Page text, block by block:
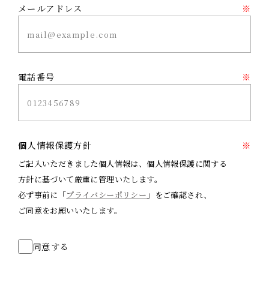
メールアドレス ※
電話番号 ※
個人情報保護方針 ※
ご記入いただきました個人情報は、個人情報保護に関する
方針に基づいて厳重に管理いたします。
必ず事前に「プライバシーポリシー 」をご確認され、
ご同意をお願いいたします。
同意する